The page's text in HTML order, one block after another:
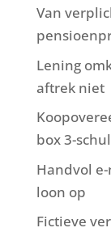
Van
Lening
aftrek niet
box 3-
Handvol
loon op
Fictieve